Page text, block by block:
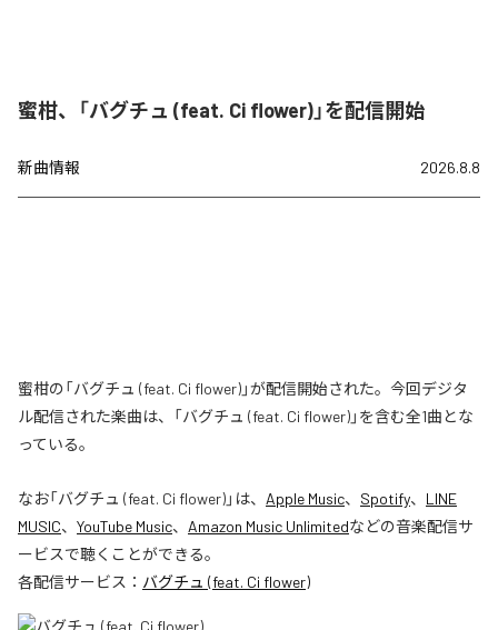
蜜柑、「バグチュ (feat. Ci flower)」を配信開始
新曲情報 2026.8.8
蜜柑の「バグチュ (feat. Ci flower)」が配信開始された。今回デジタ
ル配信された楽曲は、「バグチュ (feat. Ci flower)」を含む全1曲とな
っている。
なお「バグチュ (feat. Ci flower)」は、 Apple Music、 Spotify、 LINE
MUSIC、 YouTube Music、 Amazon Music Unlimitedなどの音楽配信サ
ービスで聴くことができる。
各配信サービス： バグチュ (feat. Ci flower)